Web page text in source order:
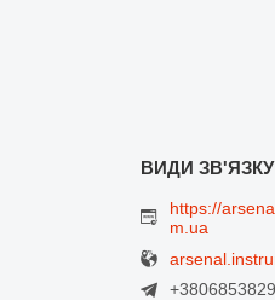
https://
m.ua